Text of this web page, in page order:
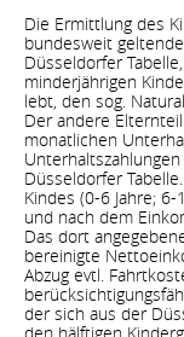
Die Ermittlung des
bundesweit
Düsseldorfer
minderjährigen
lebt, den sog.
Der andere
monatlichen
Düsseldorfer
Kindes (0-6 Jahre;
und nach dem
Das dort
bereinigte
Abzug evtl.
der sich aus der
den hälftigen